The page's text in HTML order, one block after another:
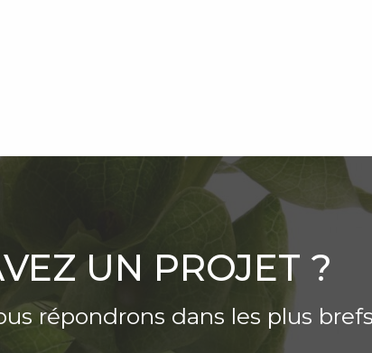
UN PROJET ?
répondrons dans les plus